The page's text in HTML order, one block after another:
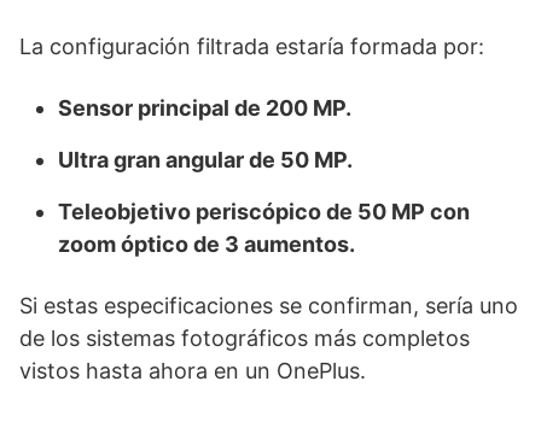
La configuración filtrada estaría formada por:
Sensor principal de 200 MP.
Ultra gran angular de 50 MP.
Teleobjetivo periscópico de 50 MP con
zoom óptico de 3 aumentos.
Si estas especificaciones se confirman, sería uno
de los sistemas fotográficos más completos
vistos hasta ahora en un OnePlus.